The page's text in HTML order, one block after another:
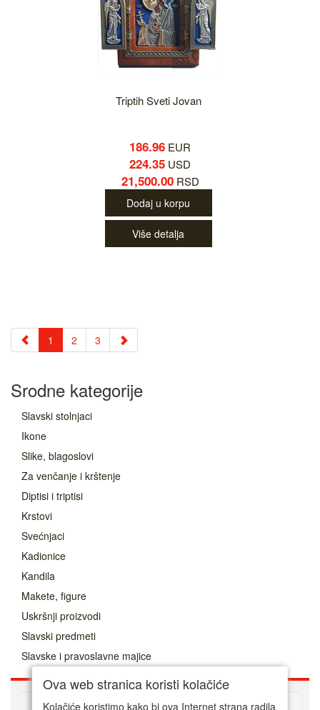
Triptih Sveti Jovan
186.96 EUR
224.35 USD
21,500.00RSD
Dodaj u korpu
Više detalja
1 2 3
Srodne kategorije
Slavski stolnjaci
Ikone
Slike, blagoslovi
Za venčanje i krštenje
Diptisi i triptisi
Krstovi
Svećnjaci
Kadionice
Kandila
Makete, figure
Uskršnji proizvodi
Slavski predmeti
Slavske i pravoslavne majice
O nama
Ova web stranica koristi kolačiće
Kolačiće koristimo kako bi ova Internet strana radila